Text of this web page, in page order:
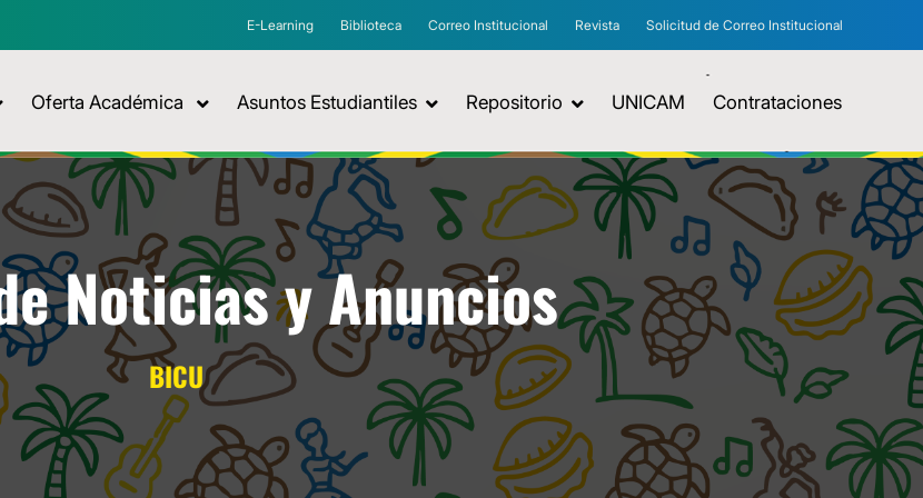
E-Learning Biblioteca Correo Institucional Revista Solicitud de Correo Institucional
Oferta Académica Asuntos Estudiantiles Repositorio UNICAM Contrataciones
Noticias y Anuncios
BICU